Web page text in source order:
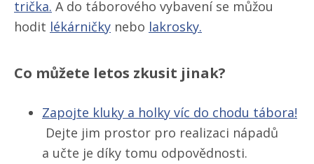
trička. A do táborového vybavení se můžou
hodit lékárničky nebo lakrosky.
Co můžete letos zkusit jinak?
Zapojte kluky a holky víc do chodu tábora!
Dejte jim prostor pro realizaci nápadů
a učte je díky tomu odpovědnosti.